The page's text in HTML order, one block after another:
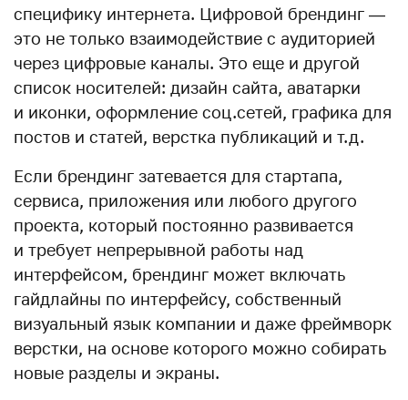
специфику интернета. Цифровой брендинг —
это не только взаимодействие с аудиторией
через цифровые каналы. Это еще и другой
список носителей: дизайн сайта, аватарки
и иконки, оформление соц.сетей, графика для
постов и статей, верстка публикаций и т.д.
Если брендинг затевается для стартапа,
сервиса, приложения или любого другого
проекта, который постоянно развивается
и требует непрерывной работы над
интерфейсом, брендинг может включать
гайдлайны по интерфейсу, собственный
визуальный язык компании и даже фреймворк
верстки, на основе которого можно собирать
новые разделы и экраны.